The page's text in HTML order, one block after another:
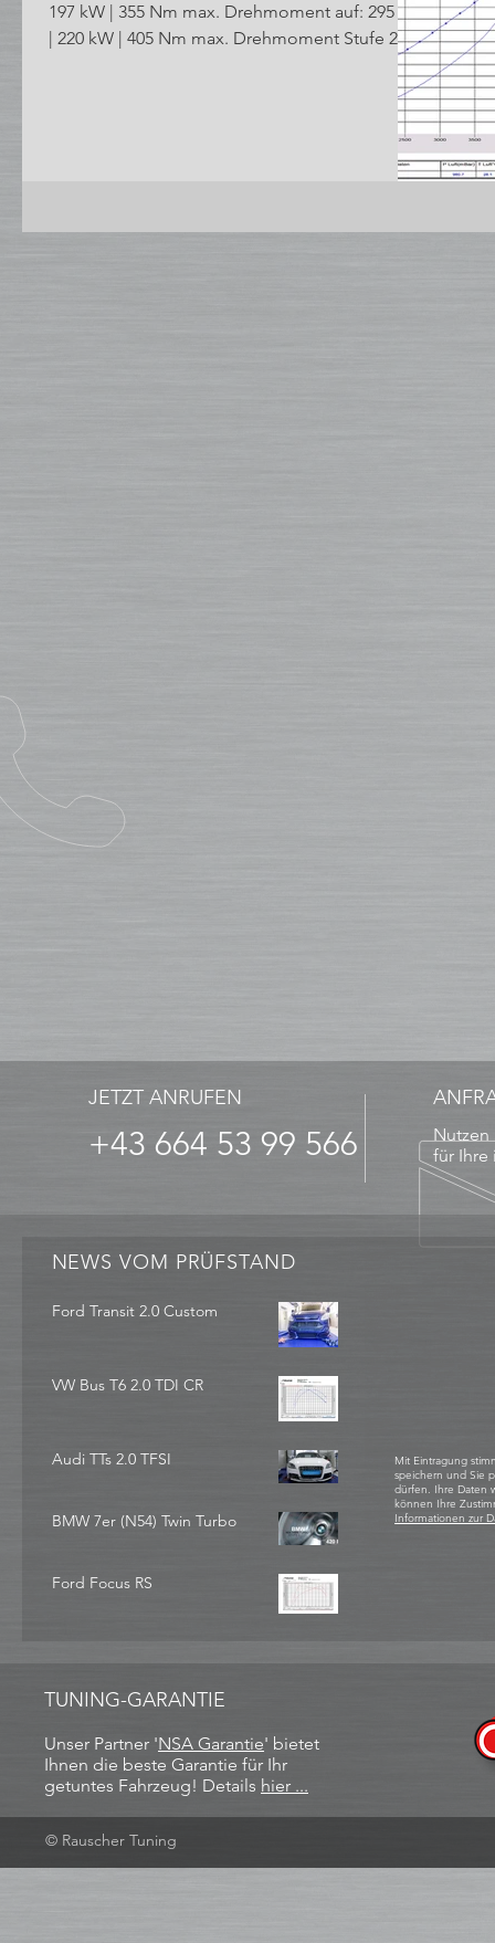
197 kW | 355 Nm max. Drehmoment auf: 295 PS
| 220 kW | 405 Nm max. Drehmoment Stufe 2...
JETZT ANRUFEN
+43 664 53 99 566
Nutzen
für
NEWS VOM PRÜFSTAND
Ford Transit 2.0 Custom
VW Bus T6 2.0 TDI CR
Audi TTs 2.0 TFSI
BMW 7er (N54) Twin Turbo
Ford Focus RS
Mit Eintragung
speichern und Sie
dürfen. Ihre Daten
können Ihre
Informationen zur
TUNING-GARANTIE
Unser Partner 'NSA Garantie​' bietet
Ihnen die beste Garantie für Ihr
getuntes Fahrzeug! Details hier ...
© Rauscher Tuning